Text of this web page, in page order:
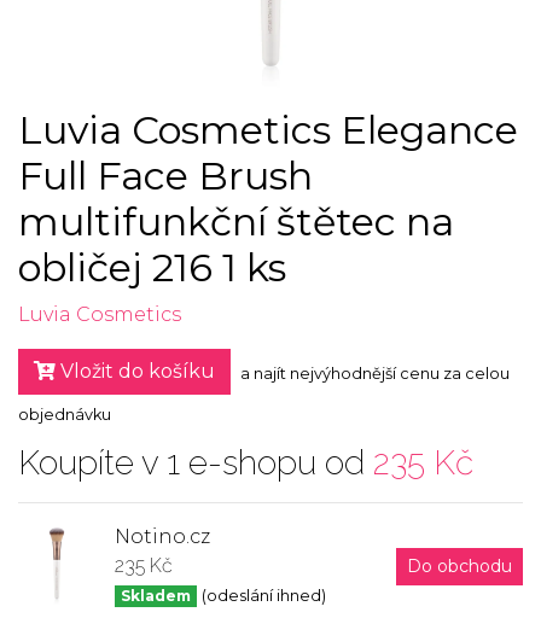
Luvia Cosmetics Elegance
Full Face Brush
multifunkční štětec na
obličej 216 1 ks
Luvia Cosmetics
Vložit do košíku a najít nejvýhodnější cenu za celou
objednávku
Koupíte v 1 e-shopu od 235 Kč
Notino.cz
235 Kč
Skladem (odeslání ihned)
Do obchodu